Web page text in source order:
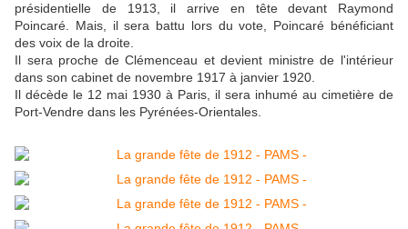
présidentielle de 1913, il arrive en tête devant Raymond
Poincaré. Mais, il sera battu lors du vote, Poincaré bénéficiant
des voix de la droite.
Il sera proche de Clémenceau et devient ministre de l'intérieur
dans son cabinet de novembre 1917 à janvier 1920.
Il décède le 12 mai 1930 à Paris, il sera inhumé au cimetière de
Port-Vendre dans les Pyrénées-Orientales.